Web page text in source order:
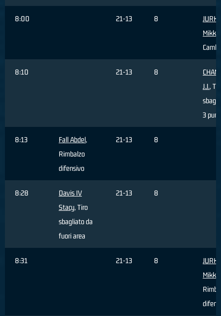
8:00 21-13 8
Mikk
8:10 21-13 8
J.J.,
3
8:13 Fall Abdel,
Rimbalzo
difensivo
21-13 8
8:28
Davis IV
Stacy, Tiro
sbagliato da
fuori area
21-13 8
8:31 21-13 8
Mikk